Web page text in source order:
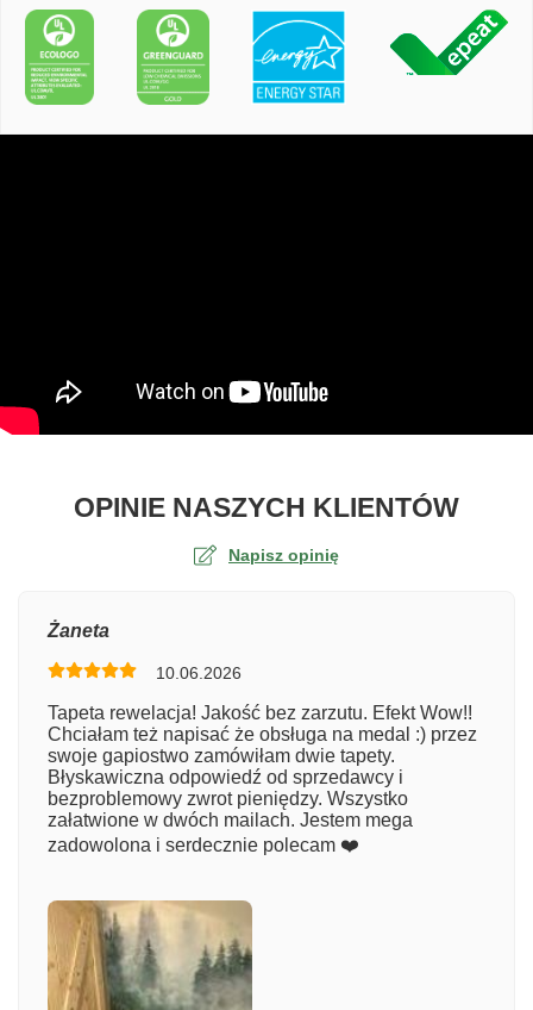
OPINIE NASZYCH KLIENTÓWO
Napisz opinię
Numer zamówienia
Imię
Żaneta
10.06.2026
Tapeta rewelacja! Jakość bez zarzutu. Efekt Wow!!
Chciałam też napisać że obsługa na medal :) przez
swoje gapiostwo zamówiłam dwie tapety.
Błyskawiczna odpowiedź od sprzedawcy i
bezproblemowy zwrot pieniędzy. Wszystko
załatwione w dwóch mailach. Jestem mega
zadowolona i serdecznie polecam ❤️